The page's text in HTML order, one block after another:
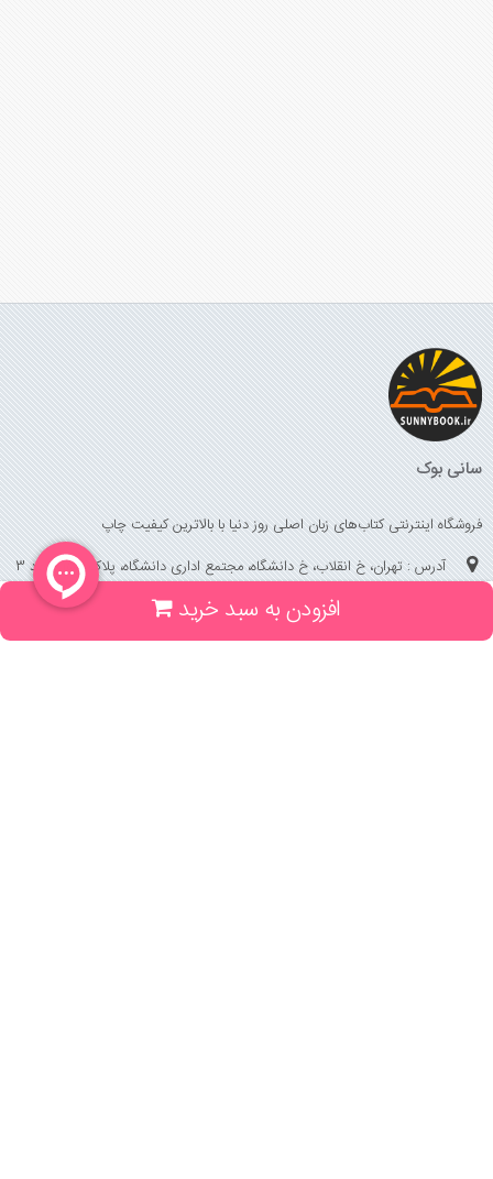
افزودن به سبد خرید
سانی بوک
فروشگاه اینترنتی کتاب‌های زبان اصلی روز دنیا با بالاترین کیفیت چاپ
آدرس : تهران، خ انقلاب، خ دانشگاه، مجتمع اداری دانشگاه، پلاک 158 واحد 3
(جهت خرید حضوری، تلفنی ، پیگیری سفارشات سایت با شماره تلفن 02166175070
تماس حاصل فرمایید)